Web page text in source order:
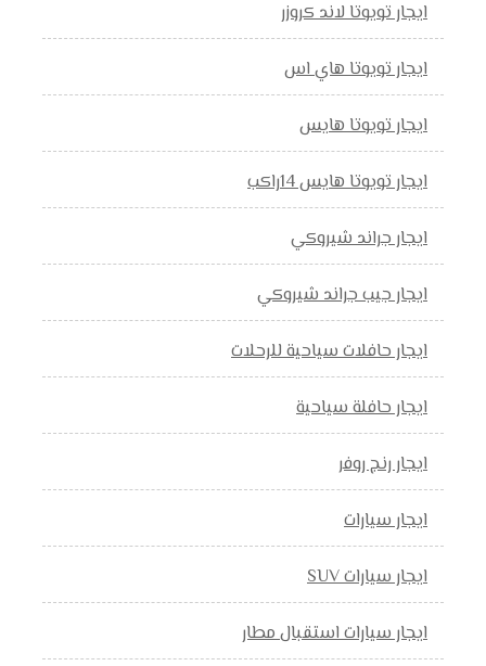
ايجار تويوتا لاند كروزر
ايجار تويوتا هاي اس
ايجار تويوتا هايس
ايجار تويوتا هايس 14راكب
ايجار جراند شيروكي
ايجار جيب جراند شيروكي
ايجار حافلات سياحية للرحلات
ايجار حافلة سياحية
ايجار رنج روفر
ايجار سيارات
ايجار سيارات SUV
ايجار سيارات استقبال مطار